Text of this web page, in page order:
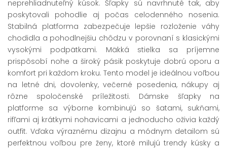
neprehliadnuteľný kúsok. Šľapky sú navrhnuté tak, aby
poskytovali pohodlie aj počas celodenného nosenia.
Stabilná platforma zabezpečuje lepšie rozloženie váhy
chodidla a pohodlnejšiu chôdzu v porovnaní s klasickými
vysokými podpätkami. Mäkká stielka sa príjemne
prispôsobí nohe a široký pásik poskytuje dobrú oporu a
komfort pri každom kroku. Tento model je ideálnou voľbou
na letné dni, dovolenky, večerné posedenia, nákupy aj
rôzne spoločenské príležitosti. Dámske šľapky na
platforme sa výborne kombinujú so šatami, sukňami,
rifľami aj krátkymi nohavicami a jednoducho oživia každý
outfit. Vďaka výraznému dizajnu a módnym detailom sú
perfektnou voľbou pre ženy, ktoré milujú trendy kúsky a